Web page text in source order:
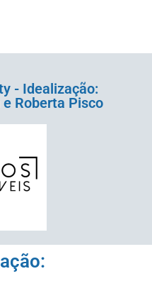
- Idealização:
Roberta Pisco